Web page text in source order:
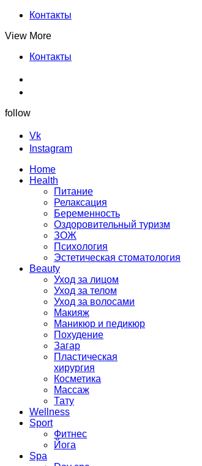
Контакты
View More
Контакты
follow
Vk
Instagram
Home
Health
Питание
Релаксация
Беременность
Оздоровительный туризм
ЗОЖ
Психология
Эстетическая стоматология
Beauty
Уход за лицом
Уход за телом
Уход за волосами
Макияж
Маникюр и педикюр
Похудение
Загар
Пластическая
хирургия
Косметика
Массаж
Тату
Wellness
Sport
Фитнес
Йога
Spa